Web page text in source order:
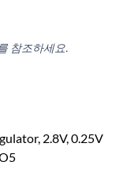
참조하세요.
2.8V, 0.25V